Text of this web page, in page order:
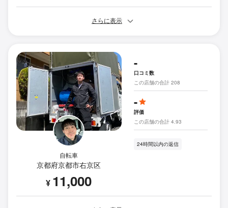
さらに表示
自転車
京都府京都市右京区
¥ 11,000
-
口コミ数
この店舗の合計 208
-
評価
この店舗の合計 4.93
24時間以内の返信